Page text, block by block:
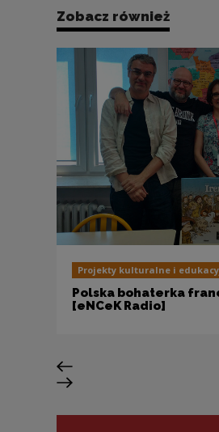
Zobacz również
Projekty kulturalne i
Polska bohaterka
[eNCeK Radio]
Poprzedni slajd
Następny slajd